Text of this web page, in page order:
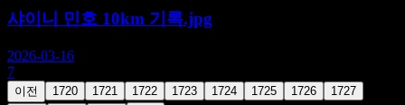
샤이니 민호 10km 기록.jpg
2026-03-16
7
이전 1720 1721 1722 1723 1724 1725 1726
1727